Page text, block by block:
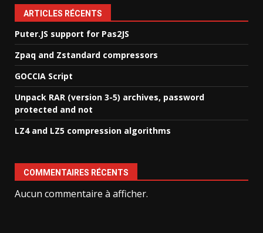
ARTICLES RÉCENTS
Puter.JS support for Pas2JS
Zpaq and Zstandard compressors
GOCCIA Script
Unpack RAR (version 3-5) archives, password
protected and not
LZ4 and LZ5 compression algorithms
COMMENTAIRES RÉCENTS
Aucun commentaire à afficher.